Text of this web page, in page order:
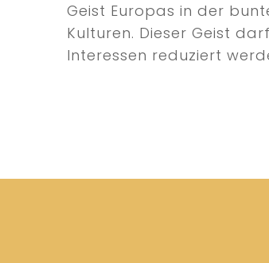
Geist Europas in der
Kulturen. Dieser Geist
Interessen reduziert